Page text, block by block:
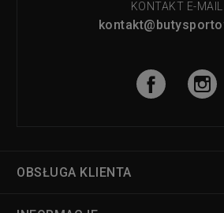
KONTAKT E-MAIL
OBSŁUGA KLIENTA